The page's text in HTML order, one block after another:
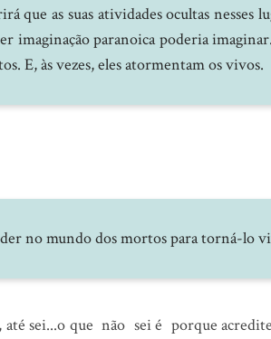
que as suas atividades ocultas nesses
imaginação paranoica poderia
E, às vezes, eles atormentam os vivos.
no mundo dos mortos para torná-lo
sei...o que não sei é porque